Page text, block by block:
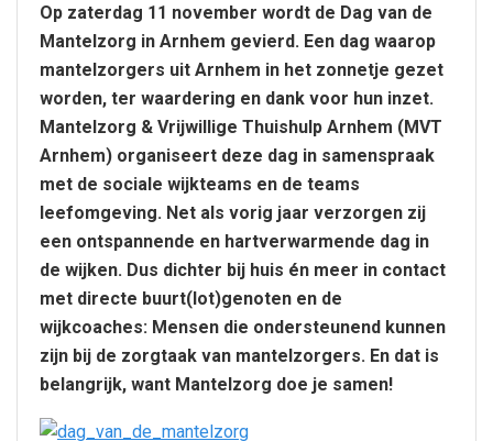
Op zaterdag 11 november wordt de Dag van de
Mantelzorg in Arnhem gevierd. Een dag waarop
mantelzorgers uit Arnhem in het zonnetje gezet
worden, ter waardering en dank voor hun inzet.
Mantelzorg & Vrijwillige Thuishulp Arnhem (MVT
Arnhem) organiseert deze dag in samenspraak
met de sociale wijkteams en de teams
leefomgeving. Net als vorig jaar verzorgen zij
een ontspannende en hartverwarmende dag in
de wijken. Dus dichter bij huis én meer in contact
met directe buurt(lot)genoten en de
wijkcoaches: Mensen die ondersteunend kunnen
zijn bij de zorgtaak van mantelzorgers. En dat is
belangrijk, want Mantelzorg doe je samen!